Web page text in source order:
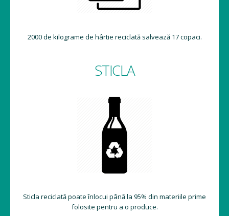
2000 de kilograme de hârtie reciclată salvează 17 copaci.
STICLA
Sticla reciclată poate înlocui până la 95% din materiile prime
folosite pentru a o produce.